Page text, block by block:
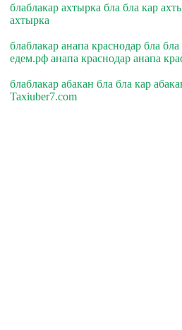
блаблакар ахтырка бла бла кар
ахтырка
блаблакар анапа краснодар бла
едем.рф анапа краснодар анапа
блаблакар абакан бла бла кар
Taxiuber7.com